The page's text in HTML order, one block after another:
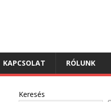
KAPCSOLAT RÓLUNK
Keresés